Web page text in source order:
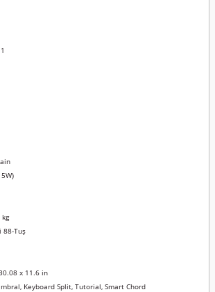
kg
88-Tuş
x 11.6 in
Keyboard Split, Tutorial, Smart Chord